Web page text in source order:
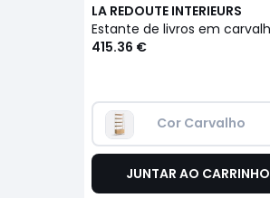
LA REDOUTE INTERIEURS
415.36 €
Cor Carvalho
JUNTAR AO CARRINHO